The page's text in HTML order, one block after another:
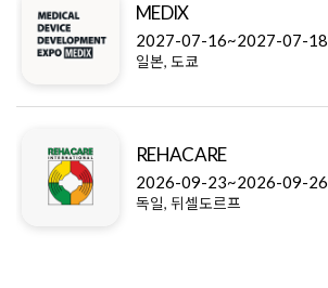
MEDIX
2027-07-16~2027-07-18
일본, 도쿄
REHACARE
2026-09-23~2026-09-26
독일, 뒤셀도르프